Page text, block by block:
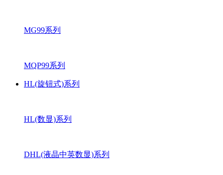
MG99系列
MQP99系列
HL(旋钮式)系列
HL(数显)系列
DHL(液晶中英数显)系列